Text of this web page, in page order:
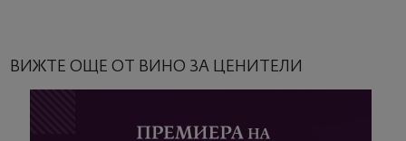
ВИЖТЕ ОЩЕ ОТ ВИНО ЗА ЦЕНИТЕЛИ